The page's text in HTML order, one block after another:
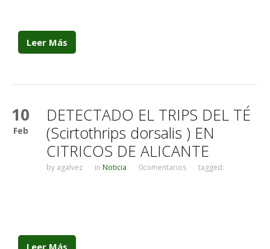
Leer Más
10
Feb
DETECTADO EL TRIPS DEL TÉ
(Scirtothrips dorsalis ) EN
CITRICOS DE ALICANTE
by agalvez in Noticia 0comentarios tagged:
Leer Más